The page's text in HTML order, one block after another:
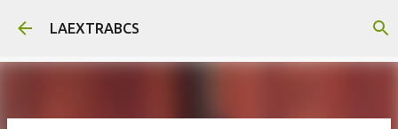
Ir al contenido principal
LAEXTRABCS